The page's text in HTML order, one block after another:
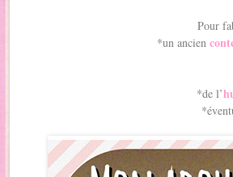
Pour
*un ancien
*de l’